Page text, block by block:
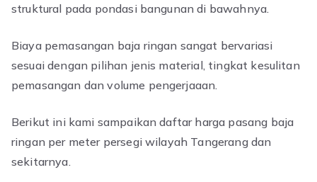
struktural pada pondasi bangunan di bawahnya.
Biaya pemasangan baja ringan sangat bervariasi
sesuai dengan pilihan jenis material, tingkat kesulitan
pemasangan dan volume pengerjaaan.
Berikut ini kami sampaikan daftar harga pasang baja
ringan per meter persegi wilayah Tangerang dan
sekitarnya.